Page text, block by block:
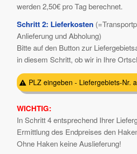
werden 2,50€ pro Tag berechnet.
Schritt 2: Lieferkosten
Anlieferung und Abholung)
Bitte auf den Button zur
in diesem Schritt, ob wir in Ihre
PLZ eingeben - Liefergebiets-Nr.
WICHTIG:
In Schritt 4 entsprechend Ihrer
Ermittlung des Endpreises den
Ohne Haken keine Auslieferung!